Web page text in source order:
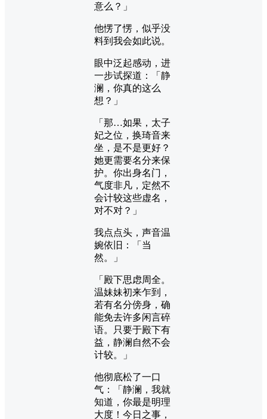
意么？」
他愣了愣，似乎没
料到我会如此说。
眼中泛起感动，进
一步试探道：「静
澜，你真的这么
想？」
「那…如果，太子
妃之位，换琦音来
坐，是不是更好？
她更需要名分来保
护。你出身名门，
气度非凡，定然不
会计较这些虚名，
对不对？」
我点点头，声音温
婉依旧：「当
然。」
「殿下思虑周全。
温妹妹初来乍到，
若有名分傍身，确
能免去许多闲言碎
语。只要于殿下有
益，静澜自然不会
计较。」
他彻底松了一口
气：「静澜，我就
知道，你最是明理
大度！今日之事，